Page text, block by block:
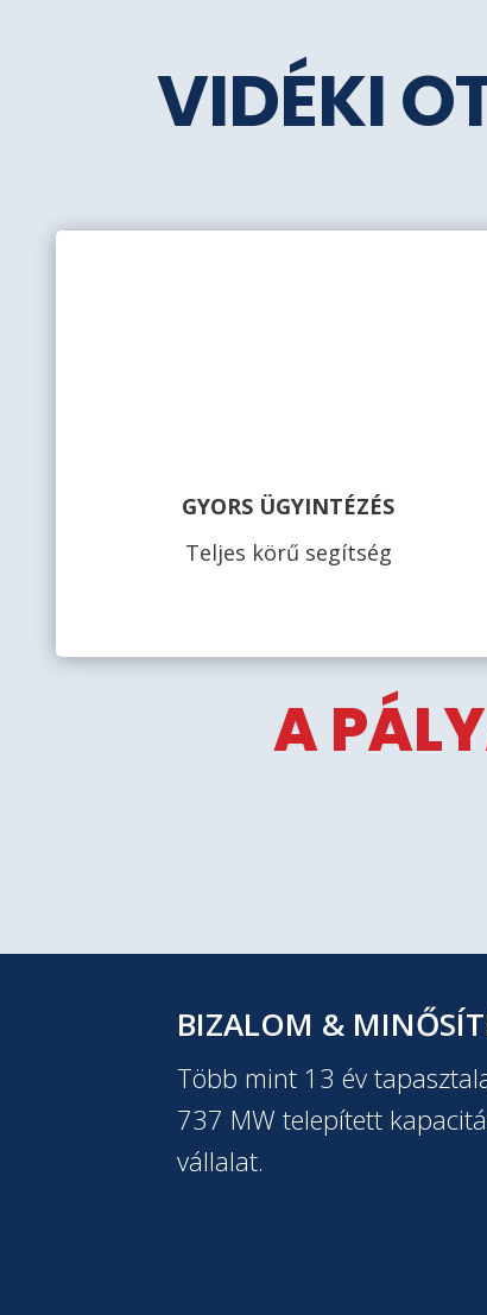
VIDÉKI
GYORS ÜGYINTÉZÉS
Teljes körű segítség
A
BIZALOM &
Több mint 13 év
737 MW telepített
vállalat.